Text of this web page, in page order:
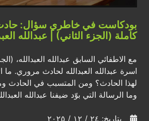
بودكاست في خاطري سؤال:
كاملة (الجزء الثاني) | عبدالله
مع الاطفائي السابق عبدالله العبدالله،
اسرة عبدالله العبدالله لحادث مروري. ما
لهذا الحادث؟ ومن المتسبب في الحادث
وما الرسالة التي بوّد ضيفنا عبدالله
بتاريخ: ٢٤ / ١٢ / ٢٠٢٥